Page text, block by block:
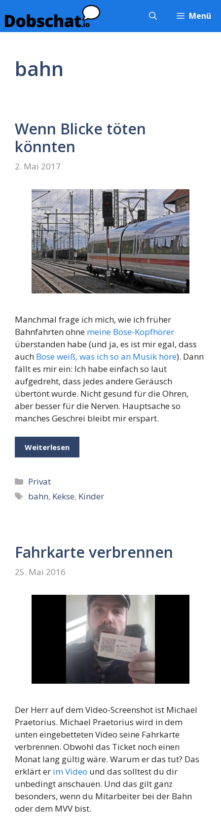
Inhalt
springen
Menü
bahn
Wenn Blicke töten
könnten
2. Mai 2017
Manchmal frage ich mich, wie ich früher
Bahnfahrten ohne meine Böse-Kopfhörer
überstanden habe (und ja, es ist mir egal, dass
auch Bose weiß, was ich so an Musik höre). Dann
fällt es mir ein: Ich habe einfach so laut
aufgedreht, dass jedes andere Geräusch
übertönt wurde. Nicht gesund für die Ohren,
aber besser für die Nerven. Hauptsache so
manches Geschrei bleibt mir erspart.
Weiterlesen
Kategorien
Privat
Schlagwörter
bahn, Kekse, Kinder
Fahrkarte verbrennen
25. Mai 2016
Der Herr auf dem Video-Screenshot ist Michael
Praetorius. Michael Praetorius wird in dem
unten eingebetteten Video seine Fahrkarte
verbrennen. Obwohl das Ticket noch einen
Monat lang gültig wäre. Warum er das tut? Das
erklärt er im Video und das solltest du dir
unbedingt anschauen. Und das gilt ganz
besonders, wenn du Mitarbeiter bei der Bahn
oder dem MVV bist.